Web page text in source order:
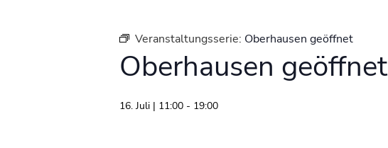
Veranstaltungsserie: Oberhausen geöffnet
Oberhausen geöffnet
16. Juli | 11:00 - 19:00